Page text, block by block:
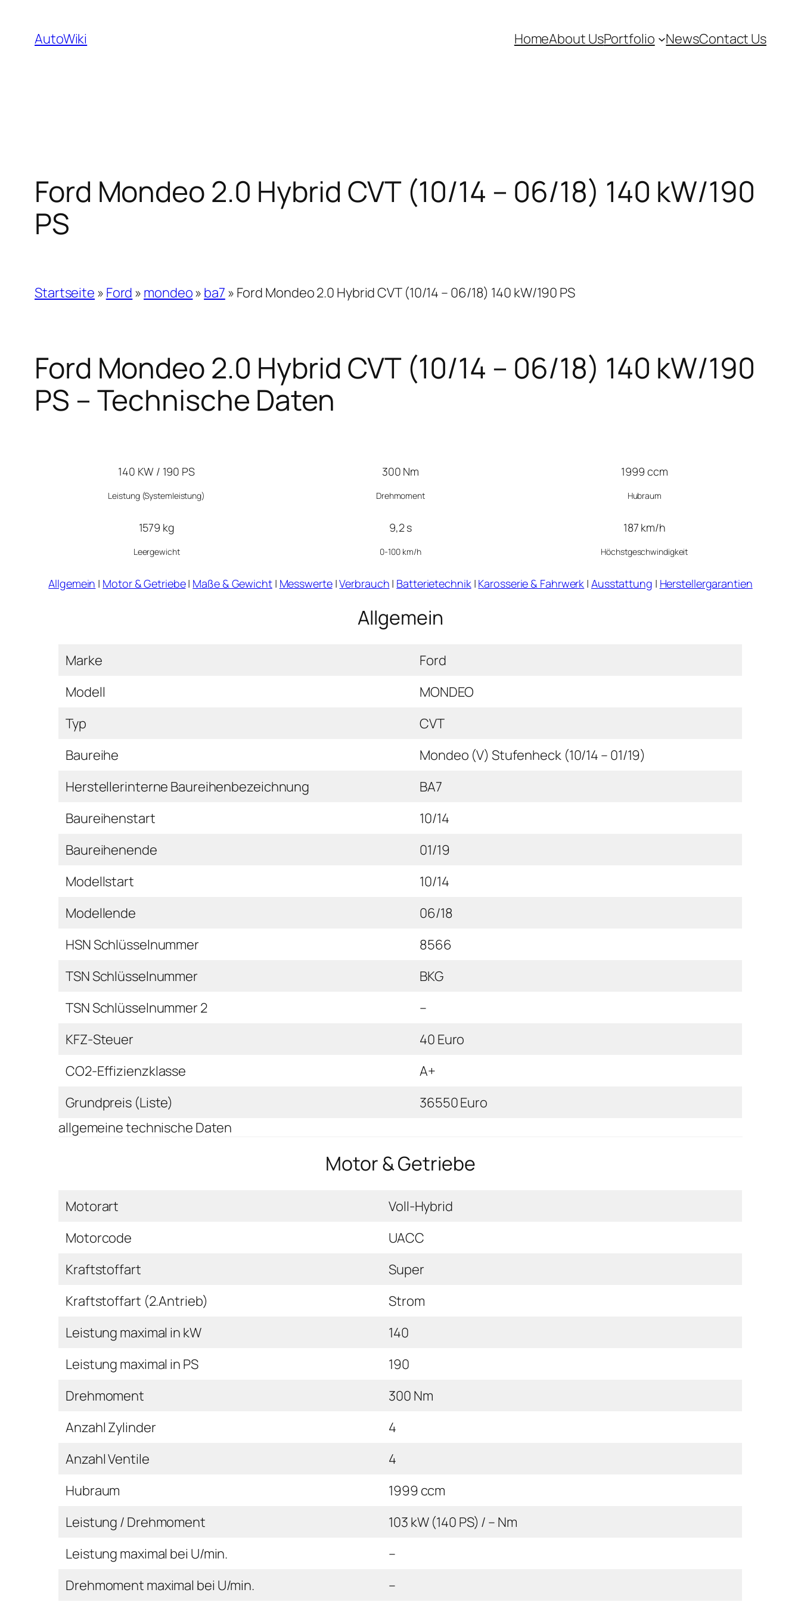
Inhalt
springen
AutoWiki HomeAbout UsPortfolio NewsContact Us
Ford Mondeo 2.0 Hybrid CVT (10/14 – 06/18) 140 kW/190
PS
Startseite » Ford » mondeo» ba7 » Ford Mondeo 2.0 Hybrid CVT (10/14 – 06/18) 140 kW/190 PS
Ford Mondeo 2.0 Hybrid CVT (10/14 – 06/18) 140 kW/190
PS – Technische Daten
140 KW / 190 PS
Leistung(Systemleistung)
300 Nm
Drehmoment
1999 ccm
Hubraum
1579 kg
Leergewicht
9,2 s
0-100 km/h
187 km/h
Höchstgeschwindigkeit
Allgemein | Motor & Getriebe| Maße & Gewicht| Messwerte|Verbrauch | Batterietechnik | Karosserie & Fahrwerk | Ausstattung | Herstellergarantien
Allgemein
Marke
Ford
Modell
MONDEO
Typ
CVT
Baureihe
Mondeo (V) Stufenheck (10/14 – 01/19)
Herstellerinterne Baureihenbezeichnung
BA7
Baureihenstart
10/14
Baureihenende
01/19
Modellstart
10/14
Modellende
06/18
HSN Schlüsselnummer
8566
TSN Schlüsselnummer
BKG
TSN Schlüsselnummer 2
–
KFZ-Steuer
40 Euro
CO2-Effizienzklasse
A+
Grundpreis (Liste)
36550 Euro
allgemeine technische Daten
Motor & Getriebe
Motorart
Voll-Hybrid
Motorcode
UACC
Kraftstoffart
Super
Kraftstoffart (2.Antrieb)
Strom
Leistung maximal in kW
140
Leistung maximal in PS
190
Drehmoment
300 Nm
Anzahl Zylinder
4
Anzahl Ventile
4
Hubraum
1999 ccm
Leistung / Drehmoment
103 kW (140 PS) / – Nm
Leistung maximal bei U/min.
–
Drehmoment maximal bei U/min.
–